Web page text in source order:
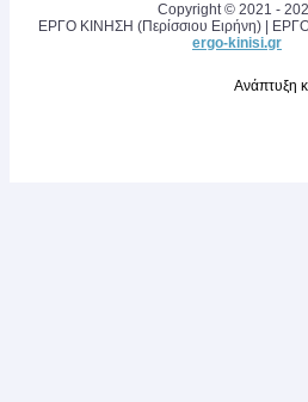
Copyright © 2021 -
ΕΡΓΟ ΚΙΝΗΣΗ (Περίσσιου Ειρήνη) |
ergo-kinisi.gr
Ανάπτυξη